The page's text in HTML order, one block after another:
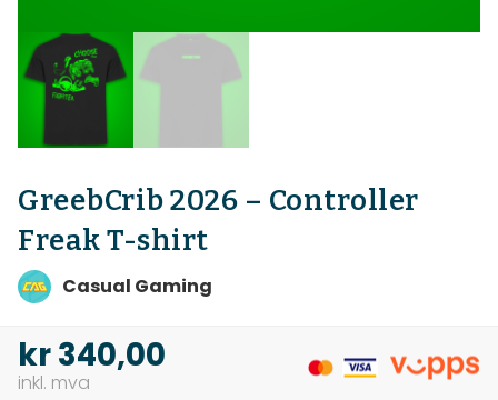
GreebCrib 2026 – Controller
Freak T-shirt
Casual Gaming
kr340,00